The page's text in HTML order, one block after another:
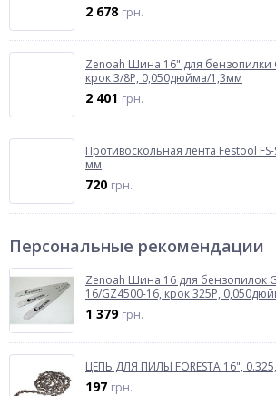
2 678 грн.
Zenoah Шина 16" для бензопилки
крок 3/8Р, 0,050дюйма/1,3мм
2 401 грн.
Противоскольная лента Festool
мм
720 грн.
Персональные рекомендации
Zenoah Шина 16 для бензопилок
16/GZ4500-16, крок 325Р,
1 379 грн.
ЦЕПЬ ДЛЯ ПИЛЫ FORESTA 16",
197 грн.